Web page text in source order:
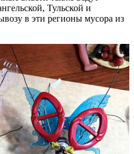
Тульской и
в эти регионы мусора из